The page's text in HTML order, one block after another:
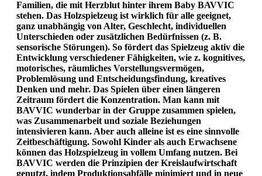
Familien, die mit Herzblut hinter ihrem Baby BAVVIC
stehen. Das Holzspielzeug ist wirklich für alle geeignet,
ganz unabhängig von Alter, Geschlecht, individuellen
Unterschieden oder zusätzlichen Bedürfnissen (z. B.
sensorische Störungen). So fördert das Spielzeug aktiv die
Entwicklung verschiedener Fähigkeiten, wie z. kognitives,
motorisches, räumliches Vorstellungsvermögen,
Problemlösung und Entscheidungsfindung, kreatives
Denken und mehr. Das Spielen über einen längeren
Zeitraum fördert die Konzentration. Man kann mit
BAVVIC wunderbar in der Gruppe zusammen spielen,
was Zusammenarbeit und soziale Beziehungen
intensivieren kann. Aber auch alleine ist es eine sinnvolle
Zeitbeschäftigung. Sowohl Kinder als auch Erwachsene
können das Holzspielzeug in vollem Umfang nutzen. Bei
BAVVIC werden die Prinzipien der Kreislaufwirtschaft
genutzt, indem Produktionsabfälle minimiert und in neue